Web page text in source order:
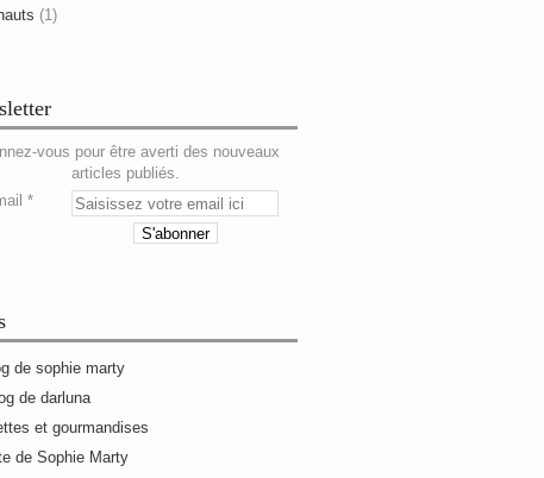
(1)
vous pour être averti des nouveaux
articles publiés.
de sophie marty
de darluna
et gourmandises
de Sophie Marty